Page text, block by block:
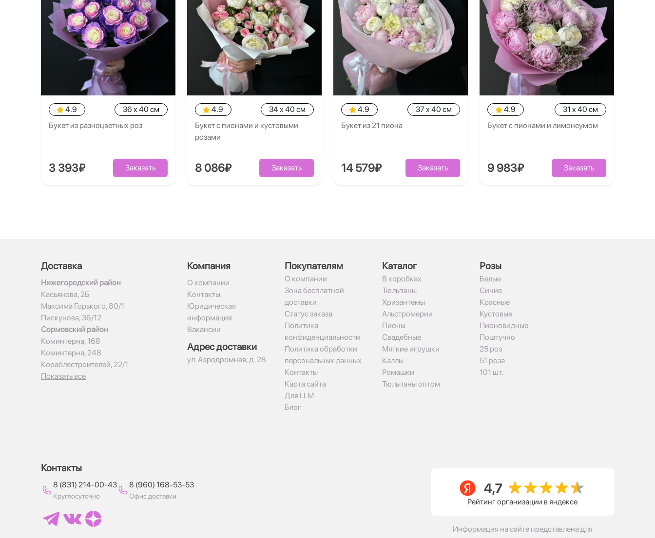
4.9
36 x 40 см
Букет из разноцветных роз
3 393₽ Заказать
4.9
34 x 40 см
Букет с пионами и кустовыми
розами
8 086₽ Заказать
4.9
37 x 40 см
Букет из 21 пиона
14 579₽ Заказать
4.9
31 x 40 см
Букет с пионами и лимонеумом
9 983₽ Заказать
Доставка
Нижегородский район
Касьянова, 2Б
Максима Горького, 80/1
Пискунова, 36/12
Сормовский район
Коминтерна, 168
Коминтерна, 248
Кораблестроителей, 22/1
Показать все
Компания
О компании
Контакты
Юридическая
информация
Вакансии
Адрес доставки
ул. Аэродромная, д. 28
Покупателям
О компании
Зона бесплатной
доставки
Статус заказа
Политика
конфиденциальности
Политика обработки
персональных данных
Контакты
Карта сайта
Для LLM
Блог
Каталог
В коробках
Тюльпаны
Хризантемы
Альстромерии
Пионы
Свадебные
Мягкие игрушки
Каллы
Ромашки
Тюльпаны оптом
Рoзы
Белые
Синие
Красные
Кустовые
Пионовидные
Поштучно
25 роз
51 роза
101 шт.
Контакты
8 (831) 214-00-43
Круглосуточно
8 (960) 168-53-53
Офис доставки
Рейтинг организации в яндексе
Информация на сайте представлена для